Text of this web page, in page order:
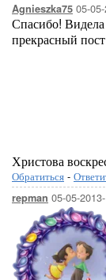
Agnieszka75 05-
Спасибо!
прекрасный
Христова
Обратиться -
repman 05-05-